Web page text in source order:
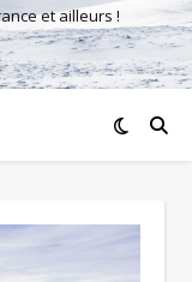
et ailleurs !